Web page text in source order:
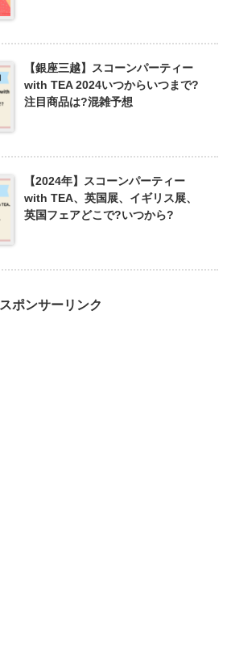
【銀座三越】スコーンパーティー
with TEA 2024いつからいつまで?
注目商品は?混雑予想
【2024年】スコーンパーティー
with TEA、英国展、イギリス展、
英国フェアどこで?いつから?
スポンサーリンク